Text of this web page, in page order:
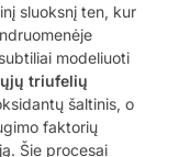
sluoksnį ten, kur
modeliuoti
triufelių
šaltinis, o
faktorių
Šie procesai